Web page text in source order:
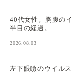
40代女性。胸腹の
半目の経過。
2026.08.03
左下眼瞼のウイル